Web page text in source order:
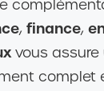
, finance,
vous assure
complet